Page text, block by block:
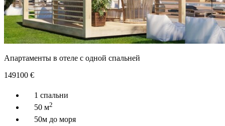
Апартаменты в отеле с одной спальней
149100 €
1 спальни
50 м2
50м до моря